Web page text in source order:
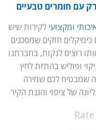
עם חומרים טבעיים
ומקצועי לקירות שיש
כימיקלים חזקים שמסכנים
רוצים לנקות, בחברתנו
ופוליש בהתזת לחץ
שמבטיח לכם שמירה
של ציפוי והגנת הקיר